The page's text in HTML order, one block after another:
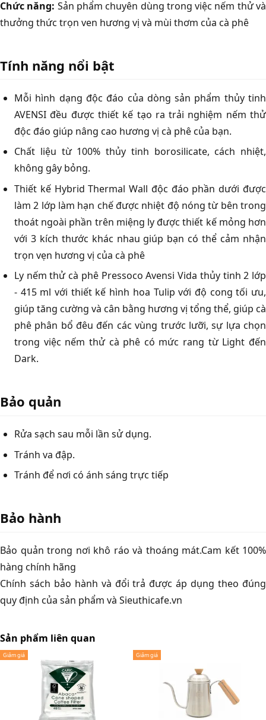
Chức năng: Sản phẩm chuyên dùng trong việc nếm thử và
thưởng thức trọn ven hương vị và mùi thơm của cà phê
Tính năng nổi bật
Mỗi hình dạng độc đáo của dòng sản phẩm thủy tinh
AVENSI đều được thiết kế tạo ra trải nghiệm nếm thử
độc đáo giúp nâng cao hương vị cà phê của bạn.
Chất liệu từ 100% thủy tinh borosilicate, cách nhiệt,
không gây bỏng.
Thiết kế Hybrid Thermal Wall độc đáo phần dưới được
làm 2 lớp làm hạn chế được nhiệt độ nóng từ bên trong
thoát ngoài phần trên miệng ly được thiết kế mỏng hơn
với 3 kích thước khác nhau giúp bạn có thể cảm nhận
trọn vẹn hương vị của cà phê
Ly nếm thử cà phê Pressoco Avensi Vida thủy tinh 2 lớp
- 415 ml với thiết kế hình hoa Tulip với độ cong tối ưu,
giúp tăng cường và cân bằng hương vị tổng thể, giúp cà
phê phân bổ đêu đến các vùng trước lưỡi, sự lựa chọn
trong việc nếm thử cà phê có mức rang từ Light đến
Dark.
Bảo quản
Rửa sạch sau mỗi lần sử dụng.
Tránh va đập.
Tránh để nơi có ánh sáng trực tiếp
Bảo hành
Bảo quản trong nơi khô ráo và thoáng mát.Cam kết 100%
hàng chính hãng
Chính sách bảo hành và đổi trả được áp dụng theo đúng
quy định của sản phẩm và Sieuthicafe.vn
Sản phẩm liên quan
Giảm giá Giảm giá